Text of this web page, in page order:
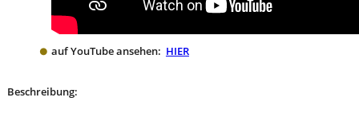
auf YouTube ansehen: HIER
Beschreibung: